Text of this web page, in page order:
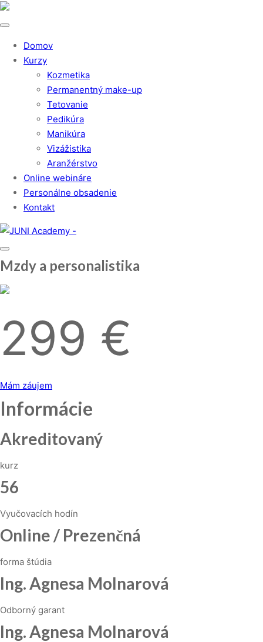
Domov
Kurzy
Kozmetika
Permanentný make-up
Tetovanie
Pedikúra
Manikúra
Vizážistika
Aranžérstvo
Online webináre
Personálne obsadenie
Kontakt
Mzdy a personalistika
299 €
Mám záujem
Informácie
Akreditovaný
kurz
56
Vyučovacích hodín
Online / Prezenčná
forma štúdia
Ing. Agnesa Molnarová
Odborný garant
Ing. Agnesa Molnarová